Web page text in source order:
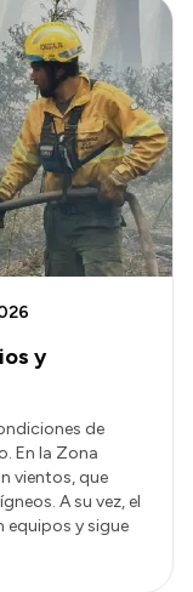
y
de
En la Zona
vientos, que
A su vez, el
equipos y sigue